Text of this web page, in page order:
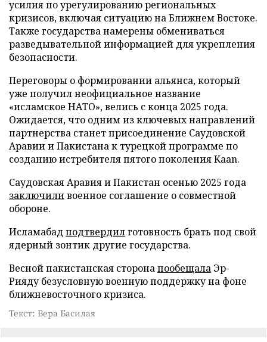
усилия по урегулированию региональных
кризисов, включая ситуацию на Ближнем Востоке.
Также государства намерены обмениваться
разведывательной информацией для укрепления
безопасности.
Переговоры о формировании альянса, который
уже получил неофициальное название
«исламское НАТО», велись с конца 2025 года.
Ожидается, что одним из ключевых направлений
партнерства станет присоединение Саудовской
Аравии и Пакистана к турецкой программе по
созданию истребителя пятого поколения Kaan.
Саудовская Аравия и Пакистан осенью 2025 года
заключиливоенное соглашение о совместной
обороне.
Исламабад подтвердилготовность брать под свой
ядерный зонтик другие государства.
Весной пакистанская сторонапообещала Эр-
Рияду безусловную военную поддержку на фоне
ближневосточного кризиса.
Текст: Вера Басилая